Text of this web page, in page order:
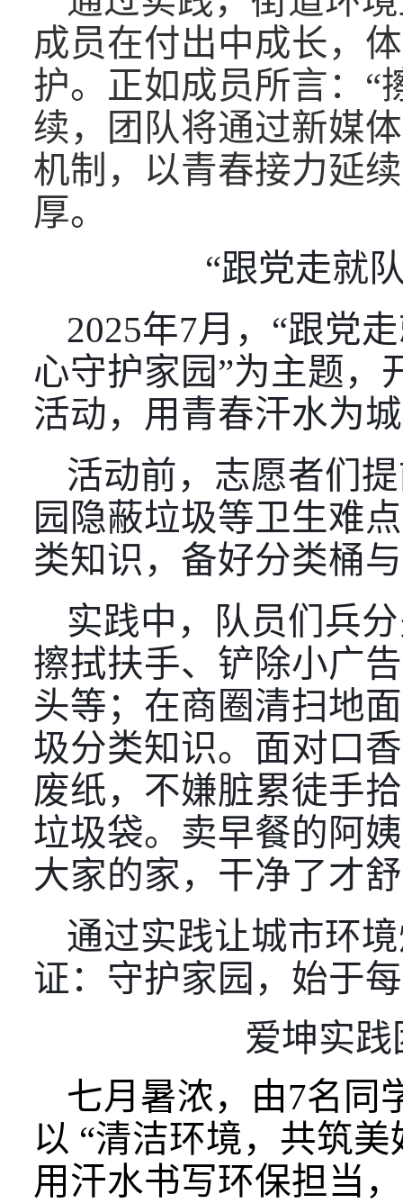
成员在付出中成长，
护。正如成员所言：“
续，团队将通过新媒
机制，以青春接力延
厚。
“跟党走就
2025年7月，“跟党
心守护家园”为主题，
活动，用青春汗水为
活动前，志愿者们
园隐蔽垃圾等卫生难
类知识，备好分类桶
实践中，队员们兵
擦拭扶手、铲除小广
头等；在商圈清扫地
圾分类知识。面对口
废纸，不嫌脏累徒手
垃圾袋。卖早餐的阿
大家的家，干净了才
通过实践让城市环
证：守护家园，始于
爱坤实
七月暑浓，由7名同
以 “清洁环境，共筑
用汗水书写环保担当